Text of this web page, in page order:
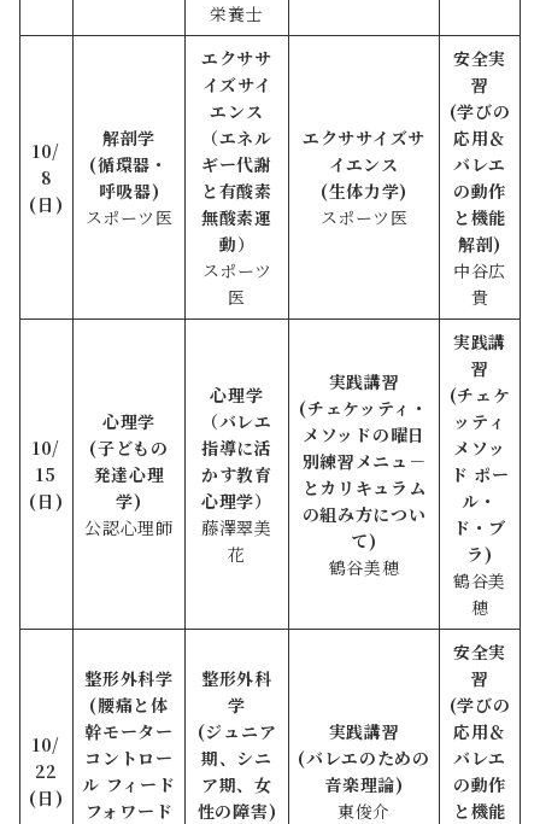
栄養士
10/
8
(日)
解剖学
(循環器・
呼吸器)
スポーツ医
エクササ
イズサイ
エンス
（エネル
ギー代謝
と有酸素
無酸素運
動）
スポーツ
医
エクササイズサ
イエンス
(生体力学)
スポーツ医
安全実
習
(学びの
応用＆
バレエ
の動作
と機能
解剖)
中谷広
貴
10/
15
(日)
心理学
(子どもの
発達心理
学)
公認心理師
心理学
（バレエ
指導に活
かす教育
心理学）
藤澤翠美
花
実践講習
(チェケッティ・
メソッドの曜日
別練習メニュ－
とカリキュラム
の組み方につい
て)
鶴谷美穂
実践講
習
(チェケ
ッティ
メソッ
ド ポー
ル・
ド・ブ
ラ)
鶴谷美
穂
10/
22
(日)
整形外科学
(腰痛と体
幹モーター
コントロー
ル フィード
フォワード
整形外科
学
(ジュニア
期、シニ
ア期、女
性の障害)
実践講習
(バレエのための
音楽理論)
東俊介
安全実
習
(学びの
応用＆
バレエ
の動作
と機能